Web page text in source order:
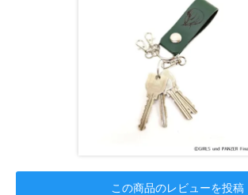
この商品のレビューを投稿